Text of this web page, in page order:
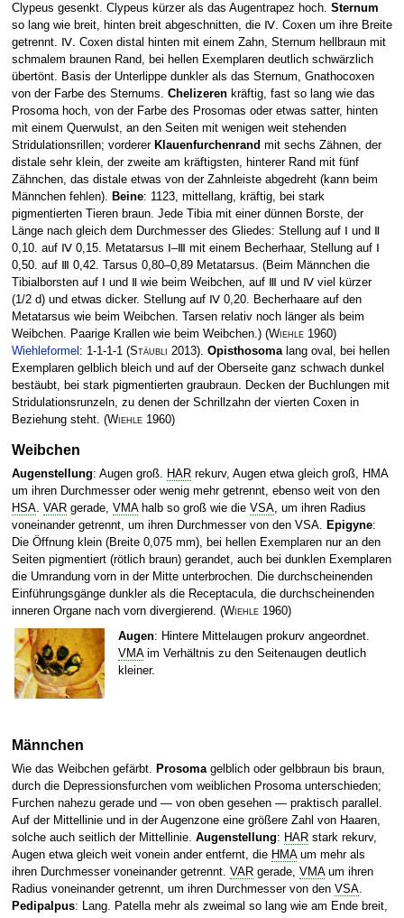
Clypeus gesenkt. Clypeus kürzer als das Augentrapez hoch. Sternum
so lang wie breit, hinten breit abgeschnitten, die Ⅳ. Coxen um ihre Breite
getrennt. Ⅳ. Coxen distal hinten mit einem Zahn, Sternum hellbraun mit
schmalem braunen Rand, bei hellen Exemplaren deutlich schwärzlich
übertönt. Basis der Unterlippe dunkler als das Sternum, Gnathocoxen
von der Farbe des Sternums. Chelizerenkräftig, fast so lang wie das
Prosoma hoch, von der Farbe des Prosomas oder etwas satter, hinten
mit einem Querwulst, an den Seiten mit wenigen weit stehenden
Stridulationsrillen; vorderer Klauenfurchenrand mit sechs Zähnen, der
distale sehr klein, der zweite am kräftigsten, hinterer Rand mit fünf
Zähnchen, das distale etwas von der Zahnleiste abgedreht (kann beim
Männchen fehlen).
Beine: 1123, mittellang, kräftig, bei stark
pigmentierten Tieren braun. Jede Tibia mit einer dünnen Borste, der
Länge nach gleich dem Durchmesser des Gliedes: Stellung auf Ⅰ und Ⅱ
0,10. auf Ⅳ 0,15. Metatarsus Ⅰ–Ⅲ mit einem Becherhaar, Stellung auf Ⅰ
0,50. auf Ⅲ 0,42. Tarsus 0,80–0,89 Metatarsus. (Beim Männchen die
Tibialborsten auf Ⅰ und Ⅱ wie beim Weibchen, auf Ⅲ und Ⅳ viel kürzer
(1/2 d) und etwas dicker. Stellung auf Ⅳ 0,20. Becherhaare auf den
Metatarsus wie beim Weibchen. Tarsen relativ noch länger als beim
Weibchen. Paarige Krallen wie beim Weibchen.) (Wiehle1960)
Wiehleformel : 1-1-1-1 (Stäubli 2013). Opisthosomalang oval, bei hellen
Exemplaren gelblich bleich und auf der Oberseite ganz schwach dunkel
bestäubt, bei stark pigmentierten graubraun. Decken der Buchlungen mit
Stridulationsrunzeln, zu denen der Schrillzahn der vierten Coxen in
Beziehung steht. (Wiehle1960)
Weibchen
Augenstellung: Augen groß. HARrekurv, Augen etwa gleich groß, HMA
um ihren Durchmesser oder wenig mehr getrennt, ebenso weit von den
HSA. VARgerade, VMAhalb so groß wie die VSA, um ihren Radius
voneinander getrennt, um ihren Durchmesser von den VSA. Epigyne:
Die Öffnung klein (Breite 0,075 mm), bei hellen Exemplaren nur an den
Seiten pigmentiert (rötlich braun) gerandet, auch bei dunklen Exemplaren
die Umrandung vorn in der Mitte unterbrochen. Die durchscheinenden
Ein­führungsgänge dunkler als die Receptacula, die durchscheinenden
inneren Organe nach vorn divergierend. (Wiehle1960)
Augen: Hintere Mittelaugen prokurv angeordnet.
VMAim Verhältnis zu den Seitenaugen deutlich
kleiner.
Männchen
Wie das Weibchen gefärbt. Prosomagelblich oder gelbbraun bis braun,
durch die Depressionsfurchen vom weiblichen Prosoma unterschieden;
Furchen nahezu gerade und — von oben gesehen — praktisch parallel.
Auf der Mittellinie und in der Augenzone eine größere Zahl von Haaren,
solche auch seitlich der Mittellinie. Augenstellung: HARstark rekurv,
Augen etwa gleich weit vonein­ ander entfernt, die HMAum mehr als
ihren Durchmesser voneinander ge­trennt. VARgerade, VMAum ihren
Radius voneinander getrennt, um ihren Durchmesser von den VSA.
Pedipalpus: Lang. Patella mehr als zweimal so lang wie am Ende breit,